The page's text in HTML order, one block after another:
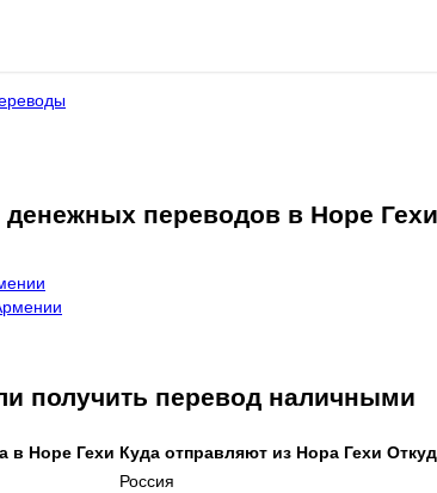
переводов в Норе Гехи
получить перевод наличными
в Норе Гехи Куда отправляют из Нора Гехи
Россия